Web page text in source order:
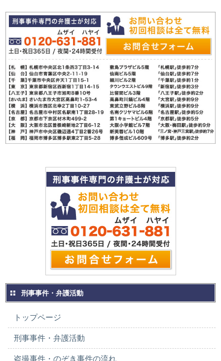
刑事事件・弁護活動
トップページ
刑事事件・弁護活動
盗撮事件・のぞき事件の流れ